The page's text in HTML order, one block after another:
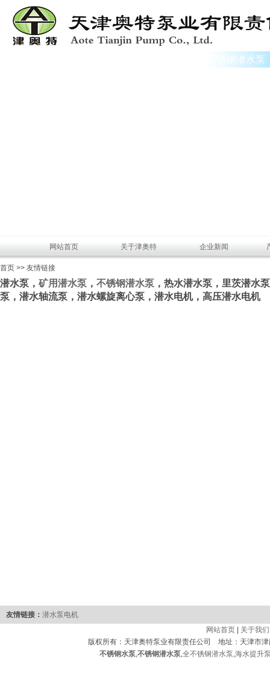
不锈钢潜水泵
网站首页 关于津奥特 企业新闻
首页 >> 友情链接
潜水泵， 矿用潜水泵 ， 不锈钢潜水泵 ，热水潜水泵，里茨潜水
泵，潜水轴流泵，潜水螺旋离心泵，潜水电机，高压潜水电机
友情链接： 潜水泵电机
网站首页| 关于我们
版权所有：天津奥特泵业有限责任公司 地址：天津市
不锈钢水泵,不锈钢潜水泵,全不锈钢潜水泵,海水提升